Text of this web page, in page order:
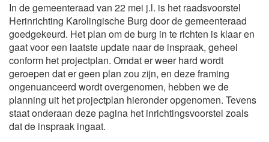
In de gemeenteraad van 22 mei j.l. is het raadsvoorstel
Herinrichting Karolingische Burg door de gemeenteraad
goedgekeurd. Het plan om de burg in te richten is klaar en
gaat voor een laatste update naar de inspraak, geheel
conform het projectplan. Omdat er weer hard wordt
geroepen dat er geen plan zou zijn, en deze framing
ongenuanceerd wordt overgenomen, hebben we de
planning uit het projectplan hieronder opgenomen. Tevens
staat onderaan deze pagina het inrichtingsvoorstel zoals
dat de inspraak ingaat.